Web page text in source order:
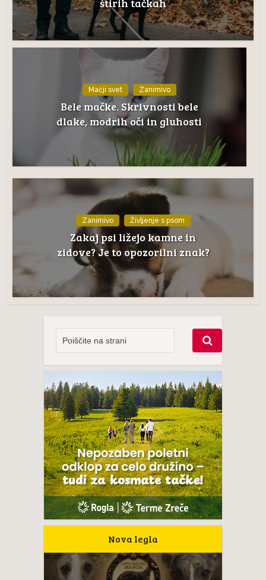
Mačji svet Zanimivo
Bele mačke. Skrivnosti bele
dlake, modrih oči in gluhosti
Zanimivo Življenje s psom
Zakaj psi ližejo kamne in
zidove? Je to opozorilni znak?
Nova legla